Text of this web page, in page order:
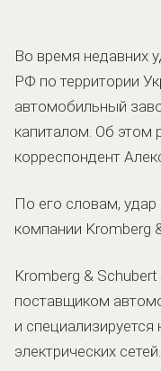
Во время недавних
РФ по территории
автомобильный
капиталом. Об этом
корреспондент
По его словам,
компании Kromberg
Kromberg &
поставщиком
и
электрических сетей.